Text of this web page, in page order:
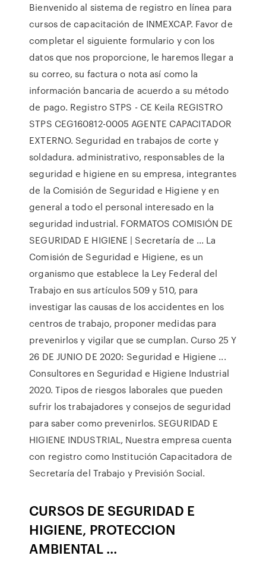
Bienvenido al sistema de registro en línea para
cursos de capacitación de INMEXCAP. Favor de
completar el siguiente formulario y con los
datos que nos proporcione, le haremos llegar a
su correo, su factura o nota así como la
información bancaria de acuerdo a su método
de pago. Registro STPS - CE Keila REGISTRO
STPS CEG160812-0005 AGENTE CAPACITADOR
EXTERNO. Seguridad en trabajos de corte y
soldadura. administrativo, responsables de la
seguridad e higiene en su empresa, integrantes
de la Comisión de Seguridad e Higiene y en
general a todo el personal interesado en la
seguridad industrial. FORMATOS COMISIÓN DE
SEGURIDAD E HIGIENE | Secretaría de ... La
Comisión de Seguridad e Higiene, es un
organismo que establece la Ley Federal del
Trabajo en sus artículos 509 y 510, para
investigar las causas de los accidentes en los
centros de trabajo, proponer medidas para
prevenirlos y vigilar que se cumplan. Curso 25 Y
26 DE JUNIO DE 2020: Seguridad e Higiene ...
Consultores en Seguridad e Higiene Industrial
2020. Tipos de riesgos laborales que pueden
sufrir los trabajadores y consejos de seguridad
para saber como prevenirlos. SEGURIDAD E
HIGIENE INDUSTRIAL, Nuestra empresa cuenta
con registro como Institución Capacitadora de
Secretaría del Trabajo y Previsión Social.
CURSOS DE SEGURIDAD E
HIGIENE, PROTECCION
AMBIENTAL ...